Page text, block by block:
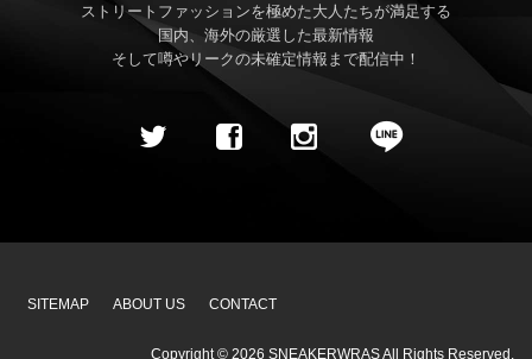
ストリートファッションを極めた大人たちが満足する
国内、海外の厳選した最新情報
そして噂やリークの未確定情報まで配信中！
SITEMAP ABOUT US CONTACT
Copyright © 2026 SNEAKERWRASAll Rights Reserved.